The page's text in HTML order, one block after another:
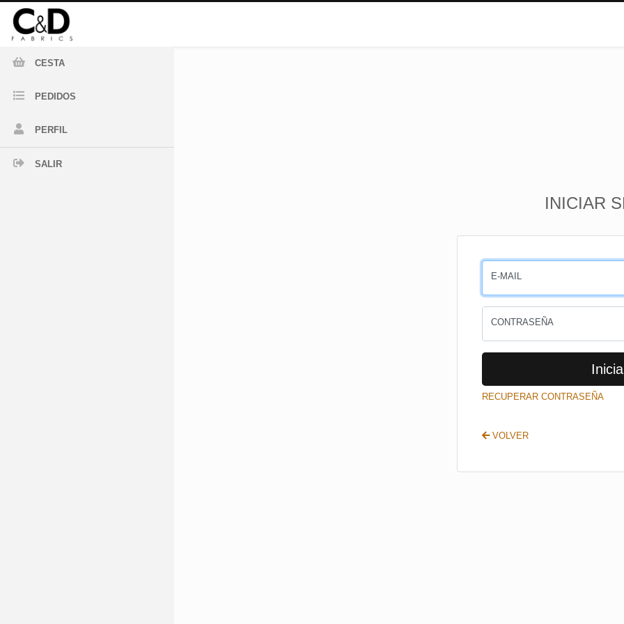
CESTA
PEDIDOS
PERFIL
SALIR
INICIAR
E-MAIL
CONTRASEÑA
RECUPERAR CONTRASEÑA
VOLVER